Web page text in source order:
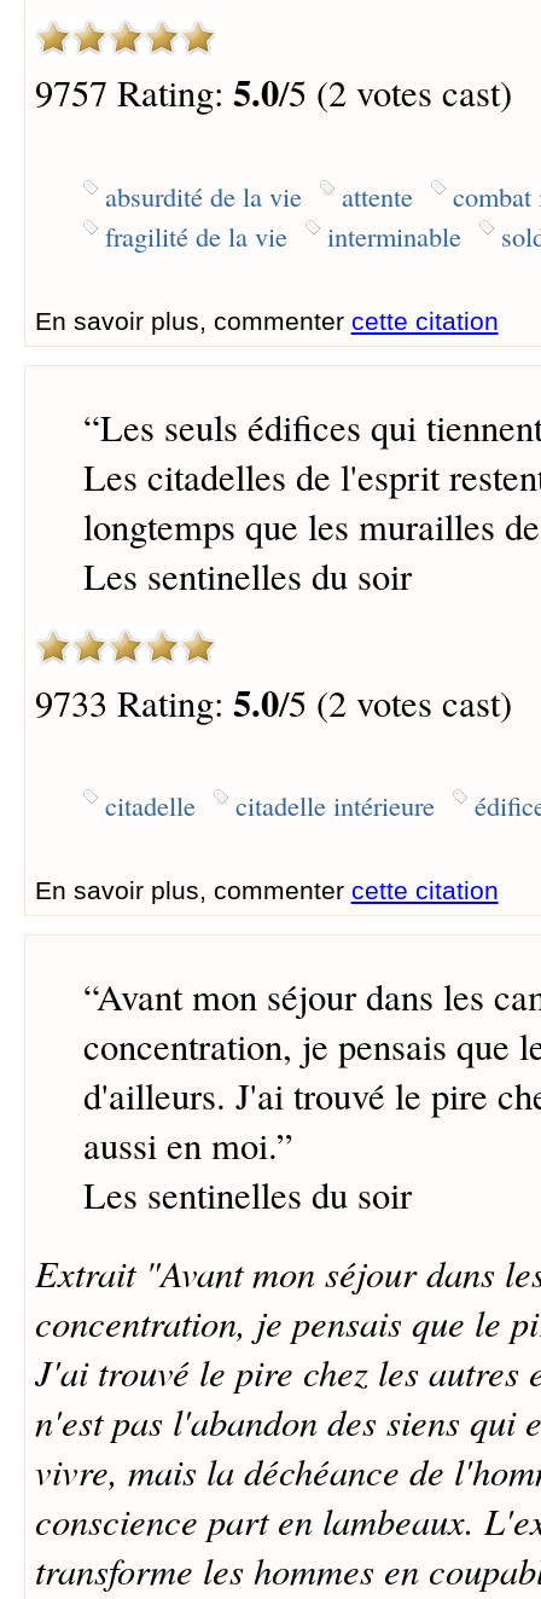
9757 Rating: 5.0/5 (2 votes cast)
absurdité de la vie attente
combat
fragilité de la vie
interminable
En savoir plus, commenter cette citation
“Les seuls édifices qui
Les citadelles de l'esprit
longtemps que les murailles
Les sentinelles du soir
9733 Rating: 5.0/5 (2 votes cast)
citadelle citadelle intérieure
En savoir plus, commenter cette citation
“Avant mon séjour dans les
concentration, je pensais que
d'ailleurs. J'ai trouvé le pire
aussi en moi.”
Les sentinelles du soir
Extrait "Avant mon séjour dans
concentration, je pensais que le
J'ai trouvé le pire chez les autres
n'est pas l'abandon des siens qui
vivre, mais la déchéance de
conscience part en lambeaux.
transforme les hommes en